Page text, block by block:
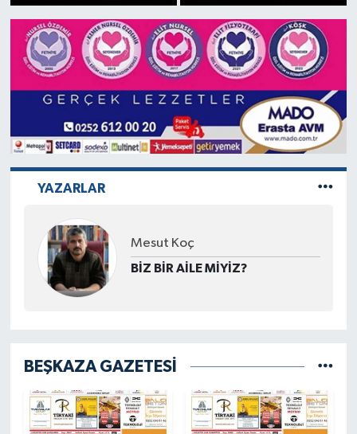
YAZARLAR
Prof. Dr. Mustafa Saatcı
PASPATUR SAHİLİNDEKİ BALIK
TEZGÂHI
BEŞKAZA GAZETESİ